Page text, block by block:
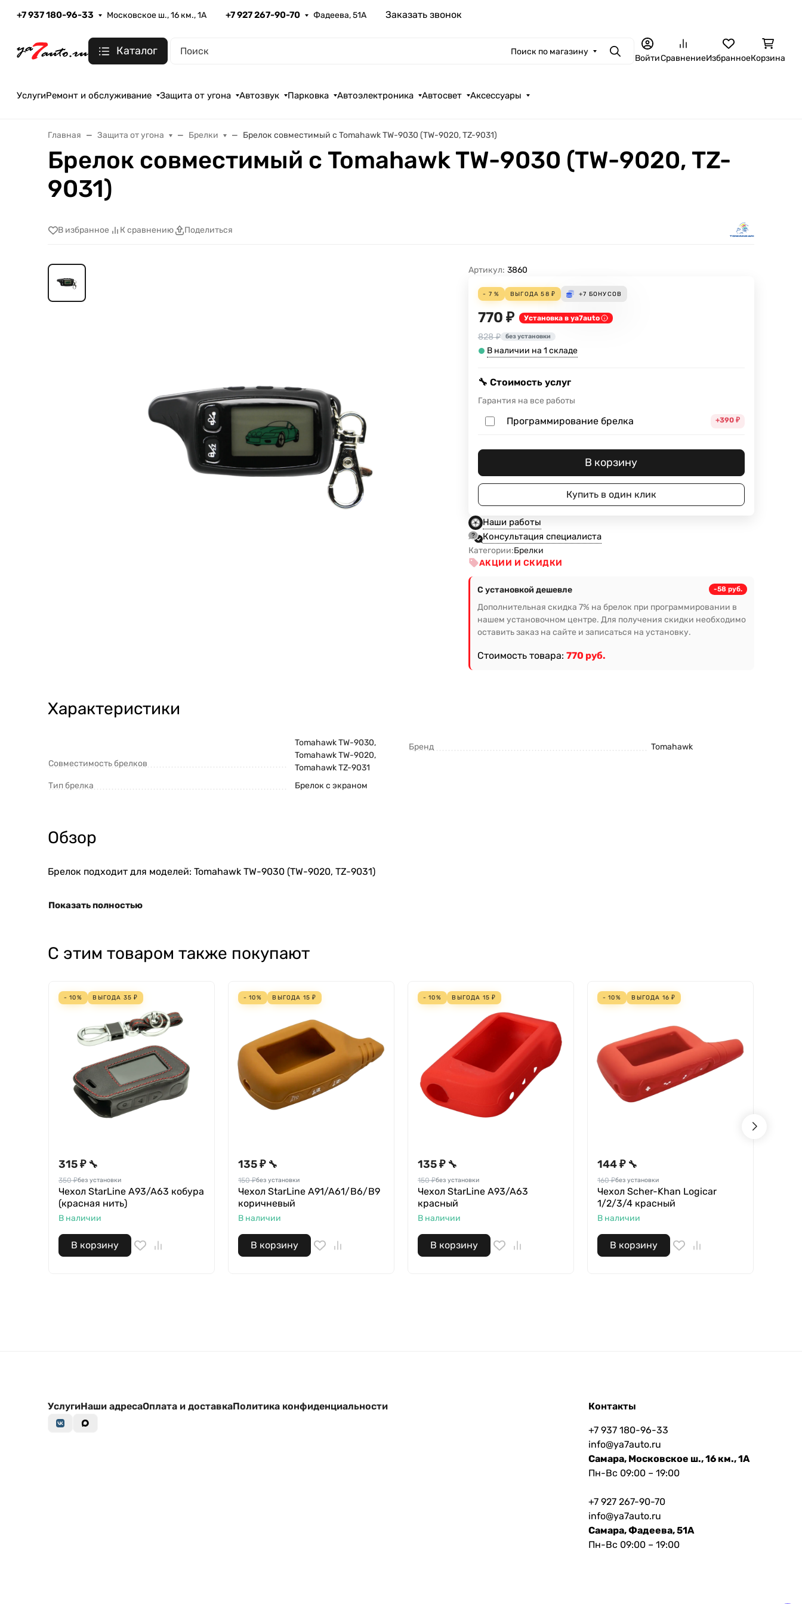
+7 937 180-96-33 Московское ш., 16 км., 1А +7 927 267-90-70 Фадеева, 51А Заказать звонок
Каталог Поиск по магазину ПоискВойтиСравнениеИзбранноеКорзина
УслугиРемонт и обслуживание Защита от угона Автозвук Парковка Автоэлектроника Автосвет Аксессуары
Главная Защита от угона Брелки Брелок совместимый с Tomahawk TW-9030 (TW-9020, TZ-9031)
Брелок совместимый с Tomahawk TW-9030 (TW-9020, TZ-
9031)
В избранное К сравнению Поделиться
Артикул: 3860
- 7 % ВЫГОДА58 ₽ +7 БОНУСОВ
770 ₽ Установка в ya7auto
828 ₽ без установки
В наличии на 1 складе
🔧 Стоимость услуг
Гарантия на все работы
Программирование брелка +390₽
В корзину
Купить в один клик
Наши работы
Консультация специалиста
Категории:Брелки
АКЦИИ И СКИДКИ
С установкой дешевле -58 руб.
Дополнительная скидка 7% на брелок при программировании в
нашем установочном центре. Для получения скидки необходимо
оставить заказ на сайте и записаться на установку.
Стоимость товара: 770 руб.
Характеристики
Совместимость брелков
Tomahawk TW-9030,
Tomahawk TW-9020,
Tomahawk TZ-9031
Тип брелка
Брелок с экраном
Бренд Tomahawk
Обзор
Брелок подходит для моделей: Tomahawk TW-9030 (TW-9020, TZ-9031)
Показать полностью
С этим товаром также покупают
- 10% ВЫГОДА 35 ₽
315 ₽ 🔧
350 ₽без установки
Чехол StarLine A93/A63 кобура
(красная нить)
В наличии
В корзину
- 10% ВЫГОДА 15 ₽
135 ₽ 🔧
150 ₽без установки
Чехол StarLine A91/A61/B6/B9
коричневый
В наличии
В корзину
- 10% ВЫГОДА 15 ₽
135 ₽ 🔧
150 ₽без установки
Чехол StarLine A93/A63
красный
В наличии
В корзину
- 10% ВЫГОДА 16 ₽
144 ₽ 🔧
160 ₽без установки
Чехол Scher-Khan Logicar
1/2/3/4 красный
В наличии
В корзину
УслугиНаши адресаОплата и доставкаПолитика конфиденциальности Контакты
+7 937 180-96-33
info@ya7auto.ru
Самара, Московское ш., 16 км., 1А
Пн-Вс 09:00 – 19:00
+7 927 267-90-70
info@ya7auto.ru
Самара, Фадеева, 51А
Пн-Вс 09:00 – 19:00